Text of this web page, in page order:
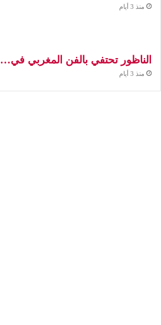
منذ 3 أيام
الناظور تحتفي بالفن المغربي في…
منذ 3 أيام